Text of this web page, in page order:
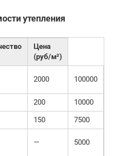
утепления
Цена
(руб/м²)
2000 100000
200
10000
150
7500
— 5000